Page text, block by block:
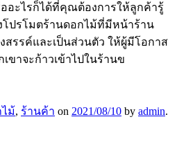
อะไรก็ได้ที่คุณต้องการให้ลูกค้ารู้
โปรโมตร้านดอกไม้ที่มีหน้าร้าน
รรค์และเป็นส่วนตัว ให้ผู้มีโอกาส
ขาจะก้าวเข้าไปในร้านข
ม้, ร้านค้า on 2021/08/10 by admin.